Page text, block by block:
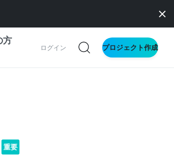
方
ログイン プロジェクト作成
重要